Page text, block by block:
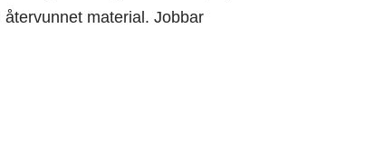
material. Jobbar